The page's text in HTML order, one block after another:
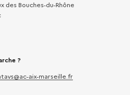
des Bouches-du-Rhône
?
aix-marseille.fr